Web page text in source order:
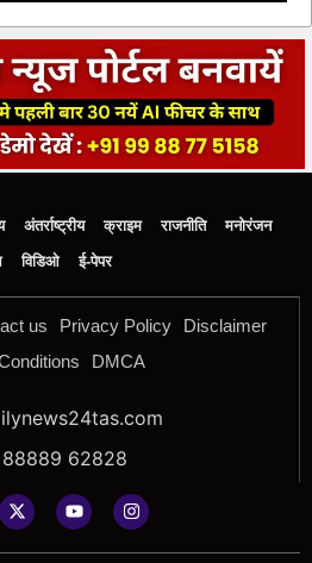
अंतर्राष्ट्रीय क्राइम राजनीति
मनोरंजन
विडिओ ई-पेपर
us Privacy Policy
Disclaimer
DMCA
88889 62828